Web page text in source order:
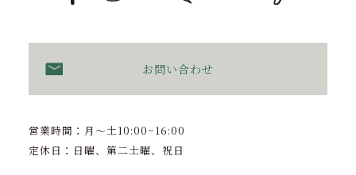
お問い合わせ
営業時間：月〜土10:00~16:00
定休日：日曜、第二土曜、祝日